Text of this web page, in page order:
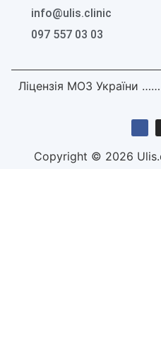
info@ulis.clinic
097 557 03 03
Ліцензія МОЗ України
Copyright © 2026